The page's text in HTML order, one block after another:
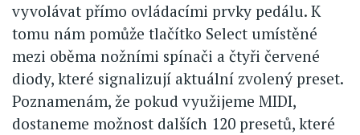
vyvolávat přímo ovládacími prvky pedálu. K
tomu nám pomůže tlačítko Select umístěné
mezi oběma nožními spínači a čtyři červené
diody, které signalizují aktuální zvolený preset.
Poznamenám, že pokud využijeme MIDI,
dostaneme možnost dalších 120 presetů, které